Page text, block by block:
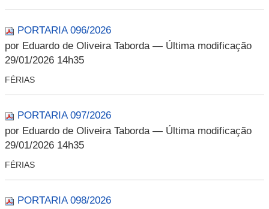
PORTARIA 096/2026
por Eduardo de Oliveira Taborda — Última modificação
29/01/2026 14h35
FÉRIAS
PORTARIA 097/2026
por Eduardo de Oliveira Taborda — Última modificação
29/01/2026 14h35
FÉRIAS
PORTARIA 098/2026